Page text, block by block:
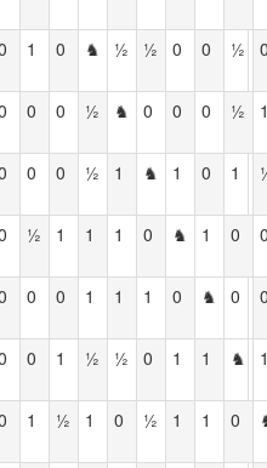
1 0 ♞ ½ ½ 0 0 ½
0 0 ½ ♞ 0 0 0 ½
0 0 ½ 1 ♞ 1 0 1
½ 1 1 1 0 ♞ 1 0
0 0 1 1 1 0 ♞ 0
0 1 ½ ½ 0 1 1 ♞
1 ½ 1 0 ½ 1 1 0